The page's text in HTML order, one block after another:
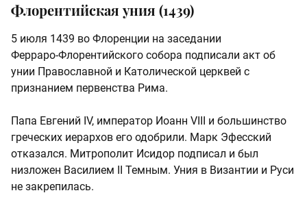
Флорентийская уния (1439)
5 июля 1439 во Флоренции на заседании
Ферраро‑Флорентийского собора подписали акт об
унии Православной и Католической церквей с
признанием первенства Рима.
Папа Евгений IV, император Иоанн VIII и большинство
греческих иерархов его одобрили. Марк Эфесский
отказался. Митрополит Исидор подписал и был
низложен Василием II Темным. Уния в Византии и Руси
не закрепилась.